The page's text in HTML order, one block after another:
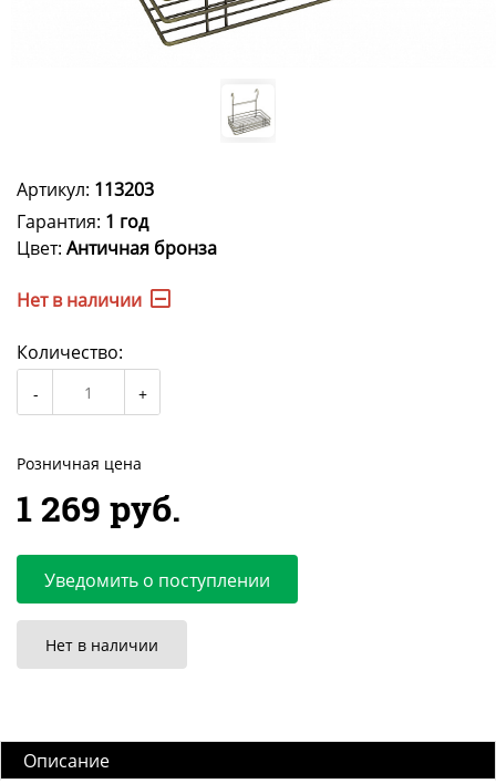
Артикул: 113203
Гарантия: 1 год
Цвет: Античная бронза
Нет в наличии
Количество:
Розничная цена
1 269 руб.
Уведомить о поступлении
Нет в наличии
Описание